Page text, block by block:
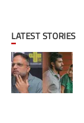
LATEST STORIES